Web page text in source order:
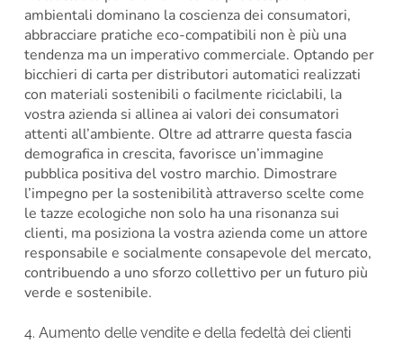
ambientali dominano la coscienza dei consumatori,
abbracciare pratiche eco-compatibili non è più una
tendenza ma un imperativo commerciale. Optando per
bicchieri di carta per distributori automatici realizzati
con materiali sostenibili o facilmente riciclabili, la
vostra azienda si allinea ai valori dei consumatori
attenti all’ambiente. Oltre ad attrarre questa fascia
demografica in crescita, favorisce un’immagine
pubblica positiva del vostro marchio. Dimostrare
l’impegno per la sostenibilità attraverso scelte come
le tazze ecologiche non solo ha una risonanza sui
clienti, ma posiziona la vostra azienda come un attore
responsabile e socialmente consapevole del mercato,
contribuendo a uno sforzo collettivo per un futuro più
verde e sostenibile.
4. Aumento delle vendite e della fedeltà dei clienti